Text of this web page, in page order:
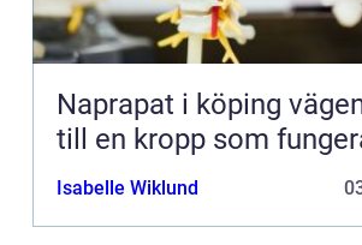
Naprapat i köping vägen tillbaka
till en kropp som
Isabelle Wiklund